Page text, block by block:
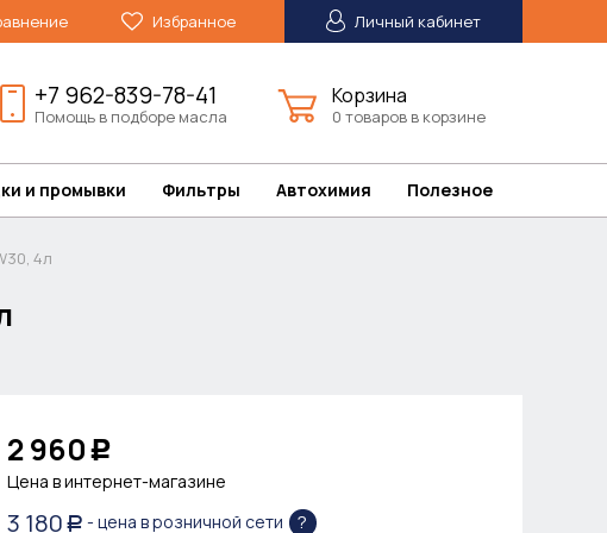
Избранное Личный кабинет
+7 962-839-78-41
Помощь в подборе масла
Корзина
0 товаров в корзине
и промывки Фильтры Автохимия Полезное
4л
2 960 Р
Цена в интернет-магазине
3 180 Р - цена в розничной сети ?